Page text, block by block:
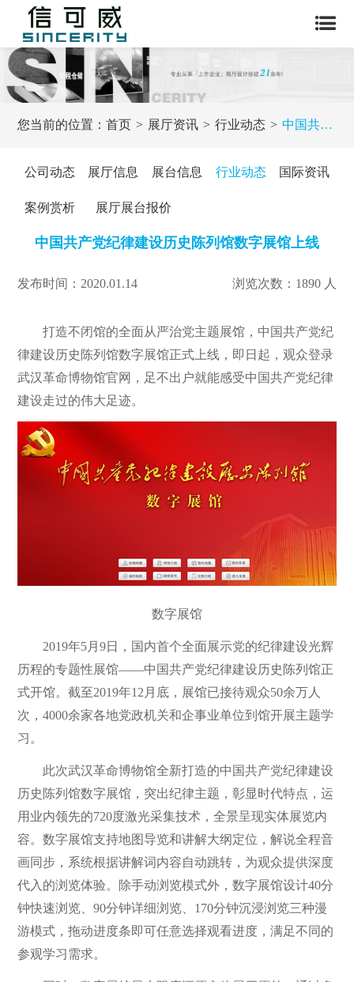
您当前的位置：首页 展厅资讯 行业动态 中国共产党纪律建设历史陈列馆数字展馆上线
公司动态 展厅信息 展台信息 行业动态 国际资讯
案例赏析 展厅展台报价
中国共产党纪律建设历史陈列馆数字展馆上线
发布时间：2020.01.14 浏览次数：1890 人
打造不闭馆的全面从严治党主题展馆，中国共产党纪
律建设历史陈列馆数字展馆正式上线，即日起，观众登录
武汉革命博物馆官网，足不出户就能感受中国共产党纪律
建设走过的伟大足迹。
数字展馆
2019年5月9日，国内首个全面展示党的纪律建设光辉
历程的专题性展馆——中国共产党纪律建设历史陈列馆正
式开馆。截至2019年12月底，展馆已接待观众50余万人
次，4000余家各地党政机关和企事业单位到馆开展主题学
习。
此次武汉革命博物馆全新打造的中国共产党纪律建设
历史陈列馆数字展馆，突出纪律主题，彰显时代特点，运
用业内领先的720度激光采集技术，全景呈现实体展览内
容。数字展馆支持地图导览和讲解大纲定位，解说全程音
画同步，系统根据讲解词内容自动跳转，为观众提供深度
代入的浏览体验。除手动浏览模式外，数字展馆设计40分
钟快速浏览、90分钟详细浏览、170分钟沉浸浏览三种漫
游模式，拖动进度条即可任意选择观看进度，满足不同的
参观学习需求。